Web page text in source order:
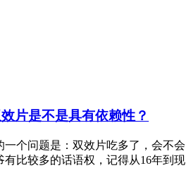
片是不是具有依赖性？
一个问题是：双效片吃多了，会不会
比较多的话语权，记得从16年到现